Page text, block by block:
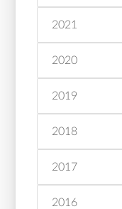
2021
2020
2019
2018
2017
2016